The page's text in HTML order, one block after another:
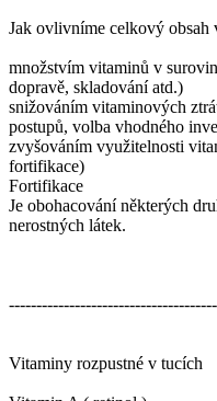
Jak ovlivníme celkový obsah
množstvím vitaminů v
dopravě, skladování atd.)
snižováním vitaminových
postupů, volba vhodného
zvyšováním využitelnosti
fortifikace)
Fortifikace
Je obohacování některých
nerostných látek.
Vitaminy rozpustné v tucích